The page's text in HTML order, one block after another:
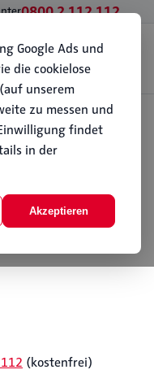
0800 2 112 112
WissenÜber PC112
Gesetz).
(kostenfrei)
Google Ads und
die cookielose
unserem
zu messen und
findet
in der
Akzeptieren